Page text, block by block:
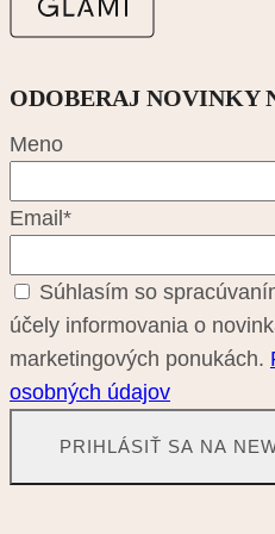
Broskyňová
CAMEL(1)
Čierno-Biela(0)
čokoládová hnedá
Denim(0)
Farebná(0)
Fialová(0)
Hnedá army
horčicová
(0)
khaki(0)
krémová(0)
ODOBERAJ NOVINKY
Meno
Email*
Súhlasím so
účely informovania o
marketingových ponukách.
osobných údajov